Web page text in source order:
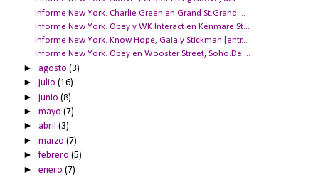
Informe New York. Charlie Green en Grand St.Grand ...
Informe New York. Obey y WK Interact en Kenmare St...
Informe New York. Know Hope, Gaia y Stickman [entr...
Informe New York. Obey en Wooster Street, Soho.De ...
► agosto(3)
►julio(16)
►junio(8)
►mayo(7)
► abril(3)
►marzo(7)
►febrero(5)
►enero(7)